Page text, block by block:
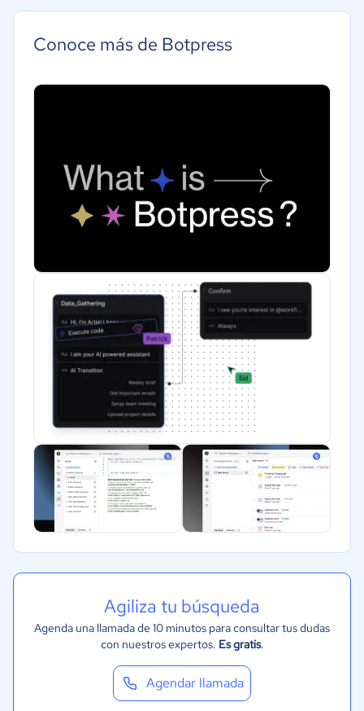
Hotelería / Viajes
Farmacéutica
Bienes raíces
Minorista
Financiera
Alimentaria
Salud
Manufactura
Gobierno
Transporte y logística
Marketing y Comunicación
Automotriz
Comercio Electrónico
Ventas y servicios
Tecnología
Metales y Minería
Recursos Humanos
Aeroespacial y defensa
Conoce más de Botpress
Agiliza tu búsqueda
Agenda una llamada de 10 minutos para consultar tus dudas
con nuestros expertos. Es gratis.
Agendar llamada